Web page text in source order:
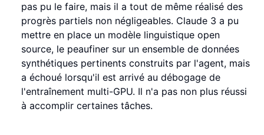
pas pu le faire, mais il a tout de même réalisé des
progrès partiels non négligeables. Claude 3 a pu
mettre en place un modèle linguistique open
source, le peaufiner sur un ensemble de données
synthétiques pertinents construits par l'agent, mais
a échoué lorsqu'il est arrivé au débogage de
l'entraînement multi-GPU. Il n'a pas non plus réussi
à accomplir certaines tâches.